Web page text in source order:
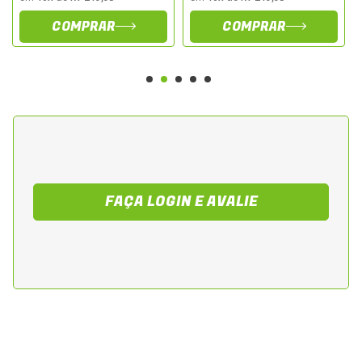
CONSTRUÇÃO E FUNCIONALIDADE:
Ajustes Otimizados: Tiras de Velcro na cintura para um
Acabamento Premium: Gola de perfil baixo com tecido
Praticidade: Dois bolsos externos com zíper para
Zíperes YKK: Sistema de zíper de alta qualidade nos
punhos, garantindo fechamento seguro e eficiente.
Certificação CE, em conformidade com a legislação
COMPRAR COMPRAR
FAÇA LOGIN E AVALIE